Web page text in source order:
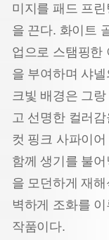
미지를 패드 프
을 끈다. 화이트
업으로 스탬핑한
을 부여하며 샤
크빛 배경은 그
고 선명한 컬러
컷 핑크 사파이
함께 생기를 불
을 모던하게 재
벽하게 조화를
작품이다.